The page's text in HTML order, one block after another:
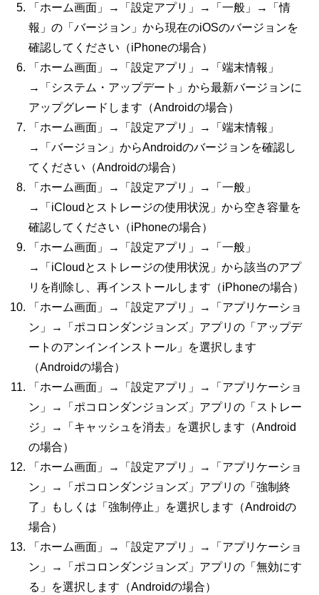
「ホーム画面」→「設定アプリ」→「一般」→「情
報」の「バージョン」から現在のiOSのバージョンを
確認してください（iPhoneの場合）
「ホーム画面」→「設定アプリ」→「端末情報」
→「システム・アップデート」から最新バージョンに
アップグレードします（Androidの場合）
「ホーム画面」→「設定アプリ」→「端末情報」
→「バージョン」からAndroidのバージョンを確認し
てください（Androidの場合）
「ホーム画面」→「設定アプリ」→「一般」
→「 iCloud とストレージの使用状況」から空き容量を
確認してください（iPhoneの場合）
「ホーム画面」→「設定アプリ」→「一般」
→「 iCloud とストレージの使用状況」から該当のアプ
リを削除し、再インストールします（iPhoneの場合）
「ホーム画面」→「設定アプリ」→「アプリケーショ
ン」→「ポコロンダンジョンズ」アプリの「アップデ
ートのアンインインストール」を選択します
（Androidの場合）
「ホーム画面」→「設定アプリ」→「アプリケーショ
ン」→「ポコロンダンジョンズ」アプリの「ストレー
ジ」→「キャッシュを消去」を選択します（Android
の場合）
「ホーム画面」→「設定アプリ」→「アプリケーショ
ン」→「ポコロンダンジョンズ」アプリの「強制終
了」もしくは「強制停止」を選択します（Androidの
場合）
「ホーム画面」→「設定アプリ」→「アプリケーショ
ン」→「ポコロンダンジョンズ」アプリの「無効にす
る」を選択します（Androidの場合）